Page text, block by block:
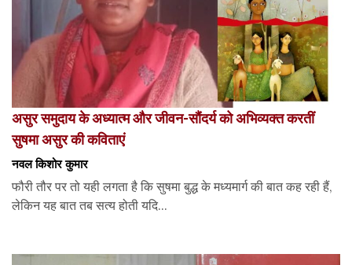
असुर समुदाय के अध्यात्म और जीवन-सौंदर्य को अभिव्यक्त करतीं
सुषमा असुर की कविताएं
नवल किशोर कुमार
फौरी तौर पर तो यही लगता है कि सुषमा बुद्ध के मध्यमार्ग की बात कह रही हैं,
लेकिन यह बात तब सत्य होती यदि...